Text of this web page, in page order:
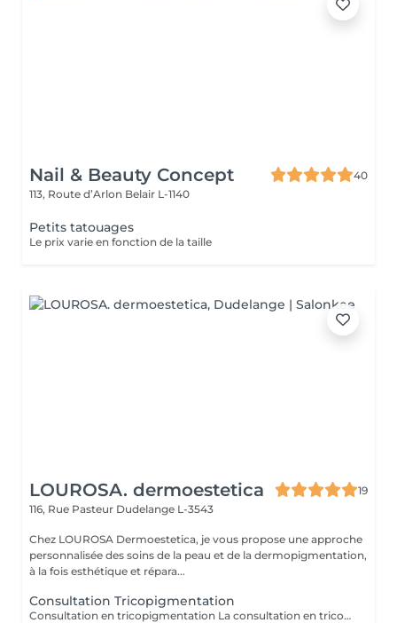
Nail & Beauty Concept
40
113, Route d’Arlon Belair L-1140
Petits tatouages
Le prix varie en fonction de la taille
LOUROSA. dermoestetica
19
116, Rue Pasteur Dudelange L-3543
Chez LOUROSA Dermoestetica, je vous propose une approche
personnalisée des soins de la peau et de la dermopigmentation,
à la fois esthétique et répara...
Consultation Tricopigmentation
Consultation en tricopigmentation La consultation en tricopigmentation est une étape indispensable avant toute prestation. Elle permet d'analyser votre cuir chevelu, d'évaluer vos besoins et de définir un protocole personnalisé en fonction de votre type de perte capillaire, de votre carnation et du résultat souhaité. Ce rendez-vous comprend une analyse de la zone à traiter, des conseils sur la technique la plus adaptée, ainsi qu'un échange pour répondre à vos questions et vérifier l'absence de contre-indications. Le montant de la consultation est déduit du tarif de la prestation si celle-ci est réalisée dans les 2 mois suivant la consultation.